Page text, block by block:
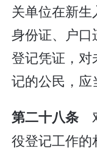
关单位在新
身份证、户
登记凭证，
记的公民，应
第二十八条
役登记工作的